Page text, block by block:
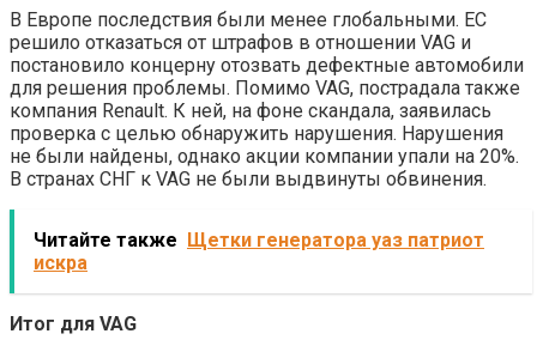
В Европе последствия были менее глобальными. ЕС
решило отказаться от штрафов в отношении VAG и
постановило концерну отозвать дефектные автомобили
для решения проблемы. Помимо VAG, пострадала также
компания Renault. К ней, на фоне скандала, заявилась
проверка с целью обнаружить нарушения. Нарушения
не были найдены, однако акции компании упали на 20%.
В странах СНГ к VAG не были выдвинуты обвинения.
Читайте также Щетки генератора уаз патриот
искра
Итог для VAG